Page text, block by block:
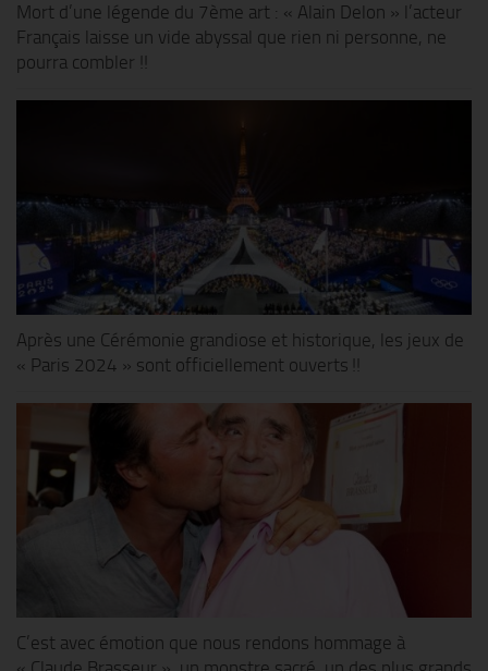
Mort d’une légende du 7ème art : « Alain Delon » l’acteur
Français laisse un vide abyssal que rien ni personne, ne
pourra combler !!
Après une Cérémonie grandiose et historique, les jeux de
« Paris 2024 » sont officiellement ouverts !!
C’est avec émotion que nous rendons hommage à